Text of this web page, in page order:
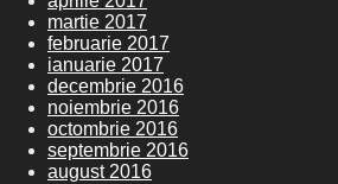
martie 2017
februarie 2017
ianuarie 2017
decembrie 2016
noiembrie 2016
octombrie 2016
septembrie 2016
august 2016